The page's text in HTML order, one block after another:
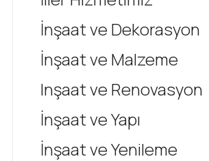
İnşaat ve Dekorasyon
İnşaat ve Malzeme
Inşaat ve Renovasyon
İnşaat ve Yapı
İnşaat ve Yenileme